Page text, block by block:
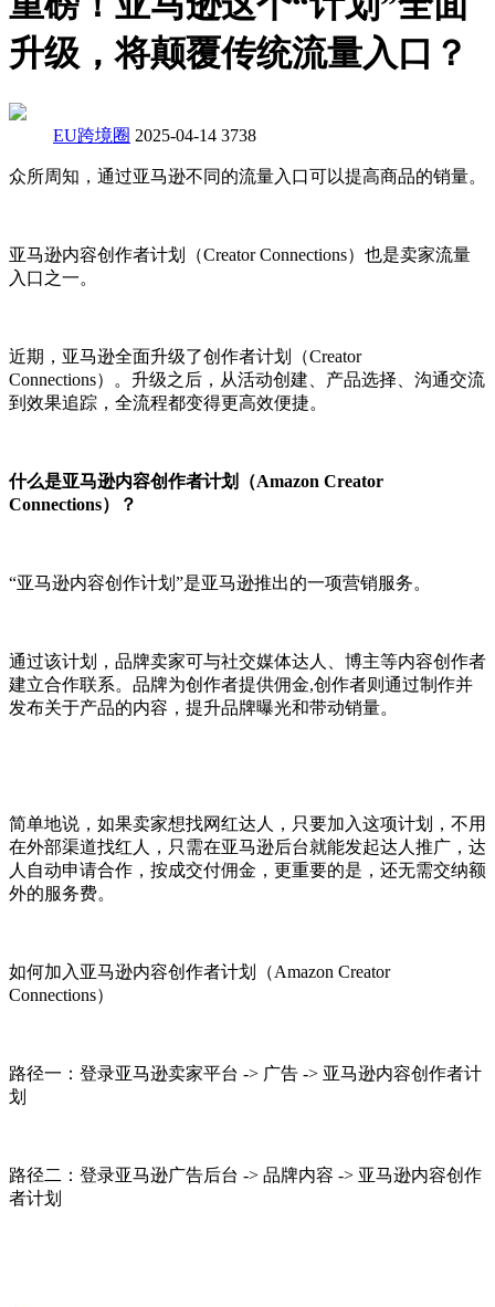
升级，将颠覆传统流量入口？
EU跨境圈 2025-04-14 3738
众所周知，通过亚马逊不同的流量入口可以提高商品的销量。
亚马逊内容创作者计划（Creator Connections）也是卖家流量
入口之一。
近期，亚马逊全面升级了创作者计划（Creator
Connections）。升级之后，从活动创建、产品选择、沟通交流
到效果追踪，全流程都变得更高效便捷。
什么是亚马逊内容创作者计划（Amazon Creator
Connections）？
“亚马逊内容创作计划”是亚马逊推出的一项营销服务。
通过该计划，品牌卖家可与社交媒体达人、博主等内容创作者
建立合作联系。品牌为创作者提供佣金,创作者则通过制作并
发布关于产品的内容，提升品牌曝光和带动销量。
简单地说，如果卖家想找网红达人，只要加入这项计划，不用
在外部渠道找红人，只需在亚马逊后台就能发起达人推广，达
人自动申请合作，按成交付佣金，更重要的是，还无需交纳额
外的服务费。
如何加入亚马逊内容创作者计划（Amazon Creator
Connections）
路径一：登录亚马逊卖家平台 -> 广告 -> 亚马逊内容创作者计
划
路径二：登录亚马逊广告后台 -> 品牌内容 -> 亚马逊内容创作
者计划